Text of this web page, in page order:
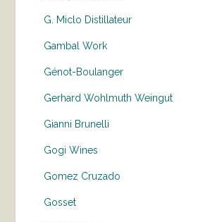
G. Miclo Distillateur
Gambal Work
Génot-Boulanger
Gerhard Wohlmuth Weingut
Gianni Brunelli
Gogi Wines
Gomez Cruzado
Gosset